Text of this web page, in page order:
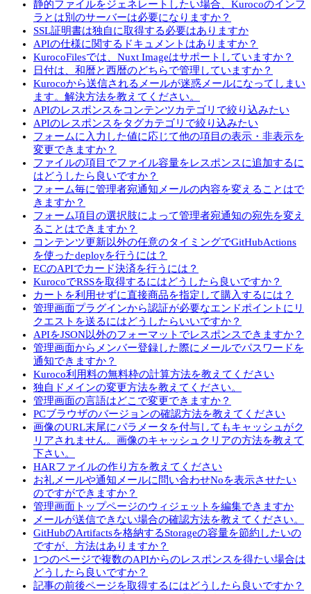
静的ファイルをジェネレートしたい場合、Kurocoのインフ
ラとは別のサーバーは必要になりますか？
SSL証明書は独自に取得する必要はありますか
APIの仕様に関するドキュメントはありますか？
KurocoFilesでは、Nuxt Imageはサポートしていますか？
日付は、和暦と西暦のどちらで管理していますか？
Kurocoから送信されるメールが迷惑メールになってしまい
ます。解決方法を教えてください。
APIのレスポンスをコンテンツカテゴリで絞り込みたい
APIのレスポンスをタグカテゴリで絞り込みたい
フォームに入力した値に応じて他の項目の表示・非表示を
変更できますか？
ファイルの項目でファイル容量をレスポンスに追加するに
はどうしたら良いですか？
フォーム毎に管理者宛通知メールの内容を変えることはで
きますか？
フォーム項目の選択肢によって管理者宛通知の宛先を変え
ることはできますか？
コンテンツ更新以外の任意のタイミングでGitHubActions
を使ったdeployを行うには？
ECのAPIでカード決済を行うには？
KurocoでRSSを取得するにはどうしたら良いですか？
カートを利用せずに直接商品を指定して購入するには？
管理画面プラグインから認証が必要なエンドポイントにリ
クエストを送るにはどうしたらいいですか？
APIをJSON以外のフォーマットでレスポンスできますか？
管理画面からメンバー登録した際にメールでパスワードを
通知できますか？
Kuroco利用料の無料枠の計算方法を教えてください
独自ドメインの変更方法を教えてください。
管理画面の言語はどこで変更できますか？
PCブラウザのバージョンの確認方法を教えてください
画像のURL末尾にパラメータを付与してもキャッシュがク
リアされません。画像のキャッシュクリアの方法を教えて
下さい。
HARファイルの作り方を教えてください
お礼メールや通知メールに問い合わせNoを表示させたい
のですができますか？
管理画面トップページのウィジェットを編集できますか
メールが送信できない場合の確認方法を教えてください。
GitHubのArtifactsを格納するStorageの容量を節約したいの
ですが、方法はありますか？
1つのページで複数のAPIからのレスポンスを得たい場合は
どうしたら良いですか？
記事の前後ページを取得するにはどうしたら良いですか？